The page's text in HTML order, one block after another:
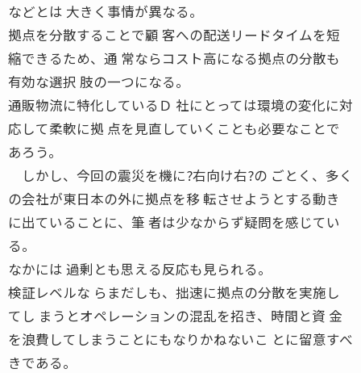
などとは 大きく事情が異なる。
拠点を分散することで顧 客への配送リードタイムを短
縮できるため、通 常ならコスト高になる拠点の分散も
有効な選択 肢の一つになる。
通販物流に特化しているＤ 社にとっては環境の変化に対
応して柔軟に拠 点を見直していくことも必要なことで
あろう。
しかし、今回の震災を機に?右向け右?の ごとく、多く
の会社が東日本の外に拠点を移 転させようとする動き
に出ていることに、筆 者は少なからず疑問を感じてい
る。
なかには 過剰とも思える反応も見られる。
検証レベルな らまだしも、拙速に拠点の分散を実施し
てし まうとオペレーションの混乱を招き、時間と資 金
を浪費してしまうことにもなりかねないこ とに留意すべ
きである。